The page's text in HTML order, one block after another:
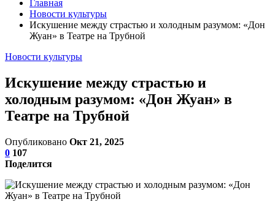
Главная
Новости культуры
Искушение между страстью и холодным разумом: «Дон
Жуан» в Театре на Трубной
Новости культуры
Искушение между страстью и
холодным разумом: «Дон Жуан» в
Театре на Трубной
Опубликовано Окт 21, 2025
0 107
Поделится